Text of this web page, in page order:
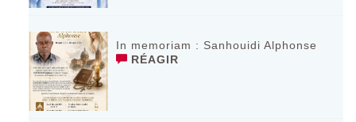
In memoriam : Sanhouidi Alphonse
RÉAGIR